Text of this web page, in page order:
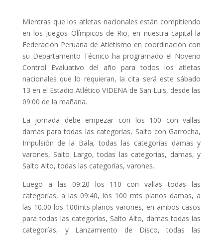
Mientras que los atletas nacionales están compitiendo
en los Juegos Olímpicos de Rio, en nuestra capital la
Federación Peruana de Atletismo en coordinación con
su Departamento Técnico ha programado el Noveno
Control Evaluativo del año para todos los atletas
nacionales que lo requieran, la cita será este sábado
13 en el Estadio Atlético VIDENA de San Luis, desde las
09:00 de la mañana.
La jornada debe empezar con los 100 con vallas
damas para todas las categorías, Salto con Garrocha,
Impulsión de la Bala, todas las categorías damas y
varones, Salto Largo, todas las categorías, damas, y
Salto Alto, todas las categorías, varones.
Luego a las 09:20 los 110 con vallas todas las
categorías, a las 09:40, los 100 mts planos damas, a
las 10.00 los 100mts planos varones, en ambos casos
para todas las categorías, Salto Alto, damas todas las
categorías, y Lanzamiento de Disco, todas las